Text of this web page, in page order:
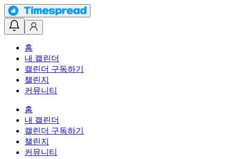
홈
내 캘린더
캘린더 구독하기
챌린지
커뮤니티
홈
내 캘린더
캘린더 구독하기
챌린지
커뮤니티